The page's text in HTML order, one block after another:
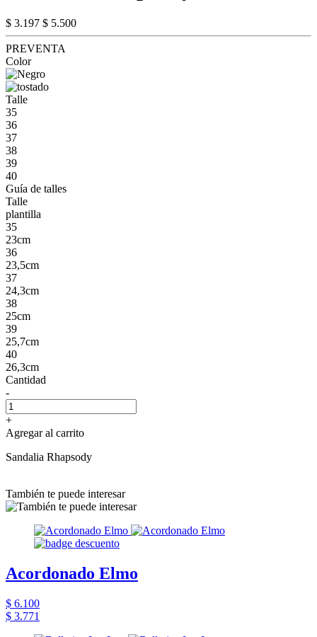
$ 3.197 $ 5.500
PREVENTA
Color
Talle
35
36
37
38
39
40
Guía de talles
Talle
plantilla
35
23cm
36
23,5cm
37
24,3cm
38
25cm
39
25,7cm
40
26,3cm
Cantidad
-
+
Agregar al carrito
Sandalia Rhapsody
También te puede interesar
Acordonado Elmo
$ 6.100
$ 3.771